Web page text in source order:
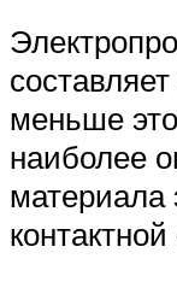
меньше
наиболее
материала